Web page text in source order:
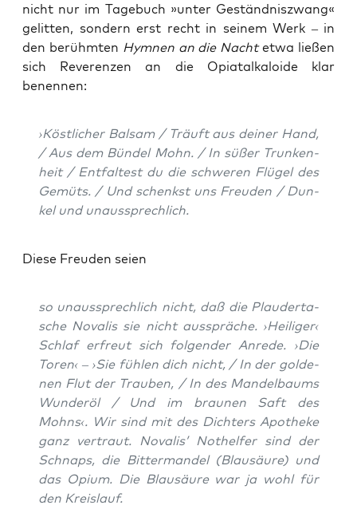
nicht nur im Tage­buch »unter Geständ­nis­zwang«
gelit­ten, son­dern erst recht in sei­nem Werk – in
den berühm­ten Hym­nen an die Nachtetwa lie­ßen
sich Reve­ren­zen an die Opi­atal­ka­lo­ide klar
benennen:
›Köst­li­cher Bal­sam / Träuft aus dei­ner Hand,
/ Aus dem Bün­del Mohn. / In süßer Trun­ken­
heit / Ent­fal­test du die schwe­ren Flü­gel des
Gemüts. / Und schenkst uns Freu­den / Dun­
kel und unaussprechlich.
Die­se Freu­den seien
so unaus­sprech­lich nicht, daß die Plau­der­ta­
sche Nova­lis sie nicht aus­sprä­che. ›Hei­li­ger‹
Schlaf erfreut sich fol­gen­der Anre­de. ›Die
Toren‹ – ›Sie füh­len dich nicht, / In der gol­de­
nen Flut der Trau­ben, / In des Man­del­baums
Wund­er­öl / Und im brau­nen Saft des
Mohns‹. Wir sind mit des Dich­ters Apo­the­ke
ganz ver­traut. Nova­lis’ Not­hel­fer sind der
Schnaps, die Bit­ter­man­del (Blau­säu­re) und
das Opi­um. Die Blau­säu­re war ja wohl für
den Kreislauf.